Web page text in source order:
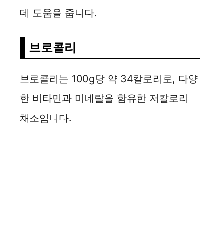
데 도움을 줍니다.
브로콜리
브로콜리는 100g당 약 34칼로리로, 다양
한 비타민과 미네랄을 함유한 저칼로리
채소입니다.